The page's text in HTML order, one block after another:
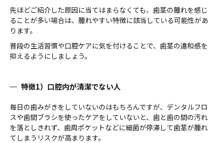
先ほどご紹介した原因に当てはまらなくても、歯茎の腫れを感じ
ることが多い場合は、腫れやすい特徴に該当している可能性があ
ります。
普段の生活習慣や口腔ケアに気を付けることで、歯茎の違和感を
抑えるようにしましょう。
特徴1）口腔内が清潔でない人
毎日の歯みがきをしていないのはもちろんですが、デンタルフロ
スや歯間ブラシを使ったケアをしていないと、歯と歯の間の汚れ
を落としきれず、歯周ポケットなどに細菌が停滞して歯茎が腫れ
てしまうリスクが高まります。